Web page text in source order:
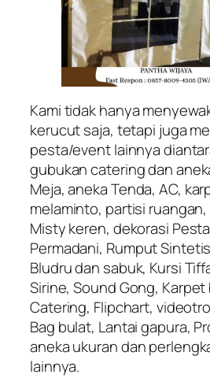
Kami tidak hanya
kerucut saja, tetapi juga
pesta/event lainnya
gubukan catering dan
Meja, aneka Tenda, AC,
melaminto, partisi
Misty keren, dekorasi
Permadani, Rumput
Bludru dan sabuk, Kursi
Sirine, Sound Gong,
Catering, Flipchart,
Bag bulat, Lantai gapura,
aneka ukuran dan
lainnya.